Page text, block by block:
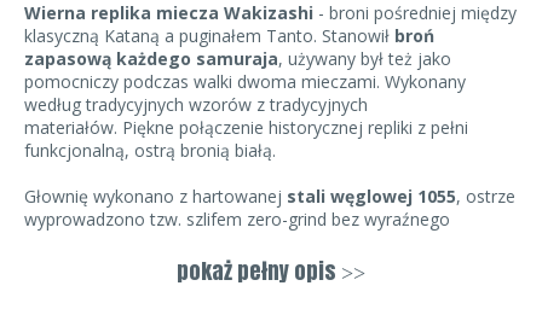
Wierna replika miecza Wakizashi - broni pośredniej między
klasyczną Kataną a puginałem Tanto. Stanowił broń
zapasową każdego samuraja, używany był też jako
pomocniczy podczas walki dwoma mieczami. Wykonany
według tradycyjnych wzorów z tradycyjnych
materiałów. Piękne połączenie historycznej repliki z pełni
funkcjonalną, ostrą bronią białą.
Głownię wykonano z hartowanej stali węglowej 1055, ostrze
wyprowadzono tzw. szlifem zero-grind bez wyraźnego
i bez trudu tnie maty treningowe.
pokaż pełny opis >>